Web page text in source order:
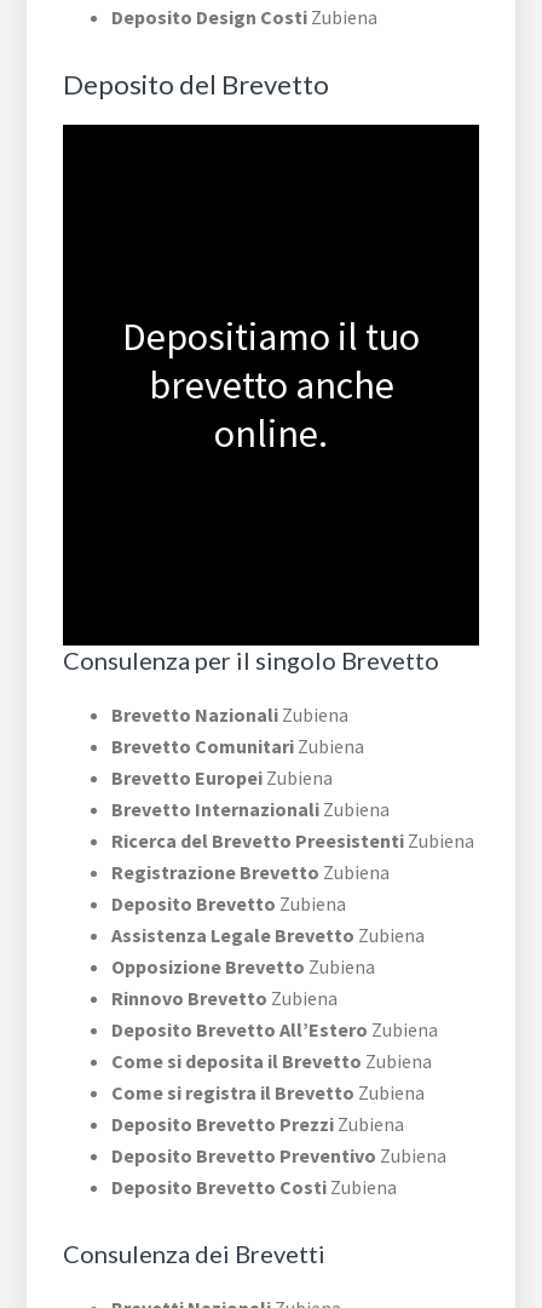
Deposito Design Costi Zubiena
Deposito del Brevetto
Depositiamo il tuo
brevetto anche
online.
Consulenza per il singolo Brevetto
Brevetto Nazionali Zubiena
Brevetto Comunitari Zubiena
Brevetto Europei Zubiena
Brevetto Internazionali Zubiena
Ricerca del Brevetto Preesistenti Zubiena
Registrazione Brevetto Zubiena
Deposito Brevetto Zubiena
Assistenza Legale Brevetto Zubiena
Opposizione Brevetto Zubiena
Rinnovo Brevetto Zubiena
Deposito Brevetto All’Estero Zubiena
Come si deposita il Brevetto Zubiena
Come si registra il Brevetto Zubiena
Deposito Brevetto Prezzi Zubiena
Deposito Brevetto Preventivo Zubiena
Deposito Brevetto Costi Zubiena
Consulenza dei Brevetti